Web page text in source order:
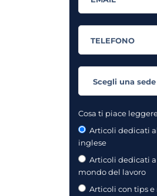
Cosa ti piace
Articoli dedicati
inglese
Articoli dedicati
mondo del lavoro
Articoli con tips e